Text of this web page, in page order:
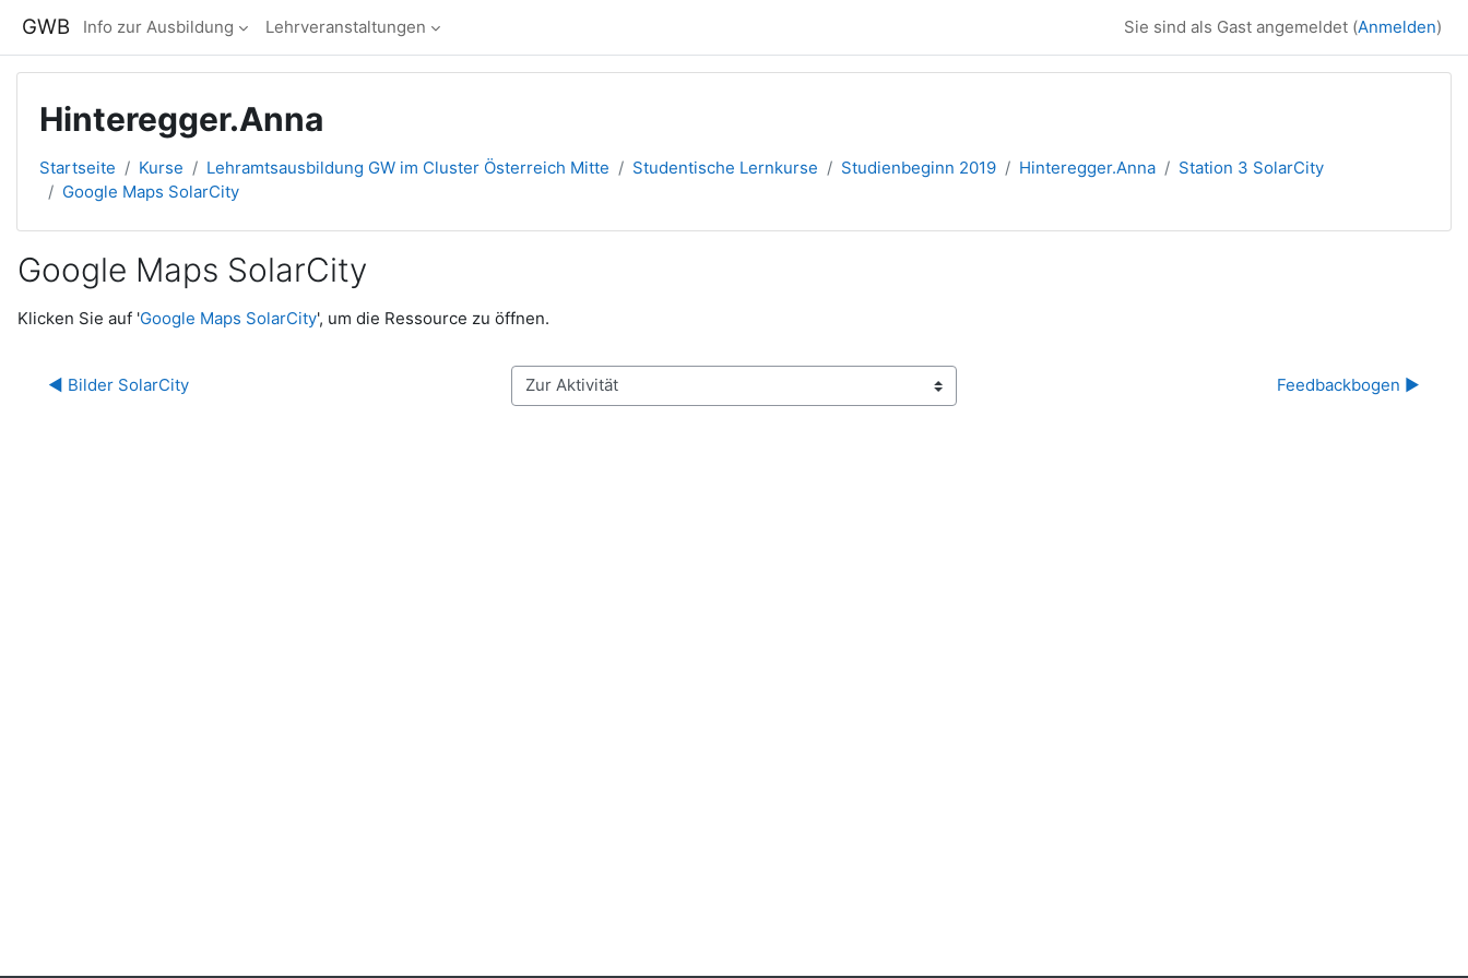
GWB Info zur Ausbildung Lehrveranstaltungen Sie sind als Gast angemeldet (Anmelden)
Hinteregger.Anna
Startseite Kurse Lehramtsausbildung GW im Cluster Österreich Mitte Studentische Lernkurse Studienbeginn 2019 Hinteregger.Anna
Station 3 SolarCity
Google Maps SolarCity
Google Maps SolarCity
Abschlussbedingungen
Klicken Sie auf 'Google Maps SolarCity', um die Ressource zu öffnen.
◀︎ Bilder SolarCity Zur Aktivität Feedbackbogen ▶︎